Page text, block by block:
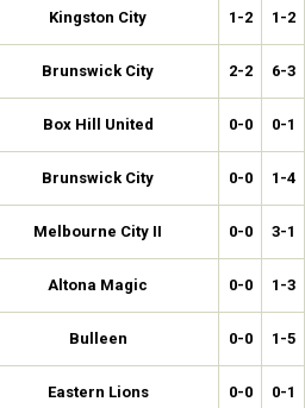
Kingston City 1-2 1-2
Brunswick City 2-2 6-3
Box Hill United 0-0 0-1
Brunswick City 0-0 1-4
Melbourne City II 0-0 3-1
Altona Magic 0-0 1-3
Bulleen 0-0 1-5
Eastern Lions 0-0 0-1